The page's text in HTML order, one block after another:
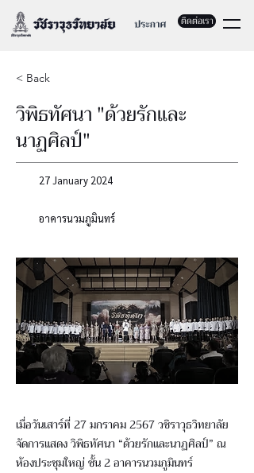
ติดต่อเรา
< Back
วิพิธทัศนา "ด้วยรักและ
นาฏศิลป์"
27 January 2024
อาคารนวมภูมินทร์
เมื่อวันเสาร์ที่ 27 มกราคม 2567 วชิราวุธวิทยาลัย
จัดการแสดง วิพิธทัศนา “ด้วยรักและนาฏศิลป์” ณ
ห้องประชุมใหญ่ ชั้น 2 อาคารนวมภูมินทร์